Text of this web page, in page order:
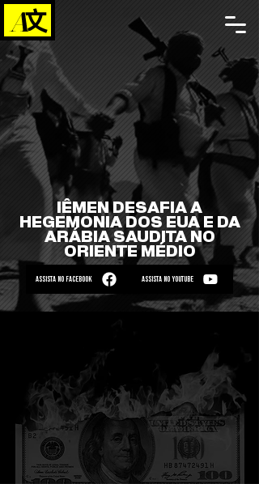
IÊMEN DESAFIA A
HEGEMONIA DOS EUA E DA
ARÁBIA SAUDITA NO
ORIENTE MÉDIO
ASSISTA NO FACEBOOK ASSISTA NO YOUTUBE